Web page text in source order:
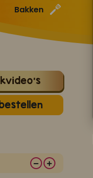
Bakken